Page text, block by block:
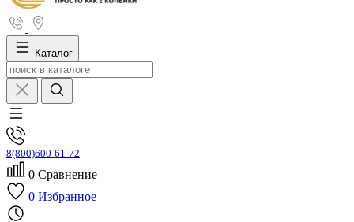
Каталог
8(800)600-61-72
0 Сравнение
0 Избранное